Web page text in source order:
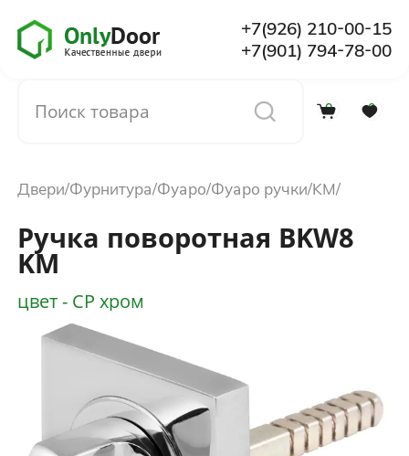
+7(926) 210-00-15
+7(901) 794-78-00
0 0
О компании
Установка
Доставка и оплата
Акции
Двери Фурнитура Фуаро Фуаро ручки KM
Ручка поворотная BKW8
KM
цвет - CP хром